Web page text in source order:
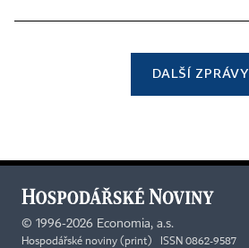
DALŠÍ ZPRÁVY
© 1996-2026 Economia, a.s.
Hospodářské noviny (print) ISSN 0862-9587